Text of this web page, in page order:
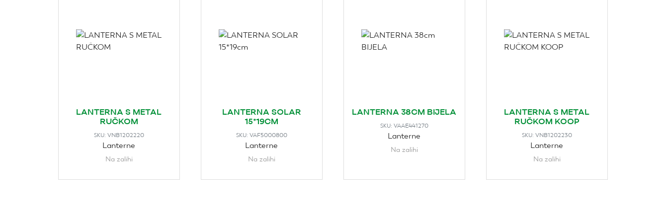
LANTERNA S METAL
RUČKOM
SKU: VNB1202220
Lanterne
Na zalihi
LANTERNA SOLAR
15*19CM
SKU: VAF5000800
Lanterne
Na zalihi
LANTERNA 38CM BIJELA
SKU: VAAE441270
Lanterne
Na zalihi
LANTERNA S METAL
RUČKOM KOOP
SKU: VNB1202230
Lanterne
Na zalihi